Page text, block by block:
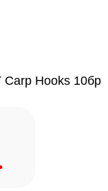
Carp Hooks 10бр